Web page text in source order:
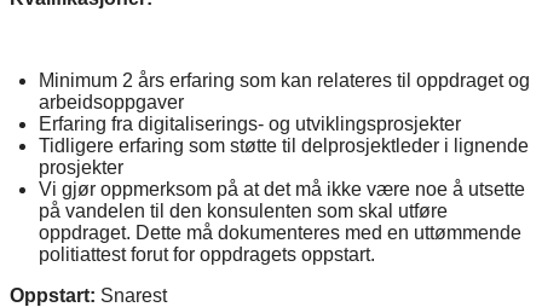
Minimum 2 års erfaring som kan relateres til oppdraget og
arbeidsoppgaver
Erfaring fra digitaliserings- og utviklingsprosjekter
Tidligere erfaring som støtte til delprosjektleder i lignende
prosjekter
Vi gjør oppmerksom på at det må ikke være noe å utsette
på vandelen til den konsulenten som skal utføre
oppdraget. Dette må dokumenteres med en uttømmende
politiattest forut for oppdragets oppstart.
Oppstart: Snarest